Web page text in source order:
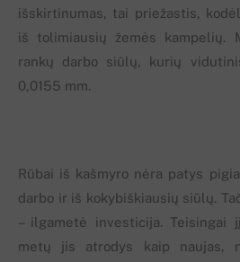
išskirtinumas, tai priežastis,
iš tolimiausių žemės kampelių.
rankų darbo siūlų, kurių
0,0155 mm.
Rūbai iš kašmyro nėra patys
darbo ir iš kokybiškiausių siūlų.
– ilgametė investicija.
metų jis atrodys kaip naujas,